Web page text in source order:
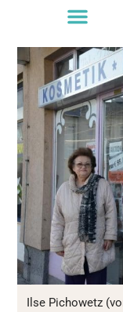
Ilse Pichowetz